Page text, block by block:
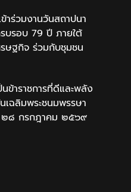
าร่วมงานวันสถาปนา
บรอบ 79 ปี ภายใต้
ษฐกิจ ร่วมกับชุมชน
าราชการที่ดีและพลัง
เฉลิมพระชนมพรรษา
๒๘ กรกฎาคม ๒๕๖๙